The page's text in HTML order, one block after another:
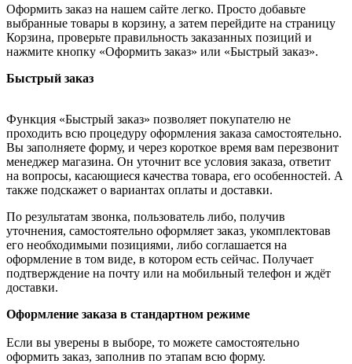
Оформить заказ на нашем сайте легко. Просто добавьте
выбранные товары в корзину, а затем перейдите на страницу
Корзина, проверьте правильность заказанных позиций и
нажмите кнопку «Оформить заказ» или «Быстрый заказ».
Быстрый заказ
Функция «Быстрый заказ» позволяет покупателю не
проходить всю процедуру оформления заказа самостоятельно.
Вы заполняете форму, и через короткое время вам перезвонит
менеджер магазина. Он уточнит все условия заказа, ответит
на вопросы, касающиеся качества товара, его особенностей. А
также подскажет о вариантах оплаты и доставки.
По результатам звонка, пользователь либо, получив
уточнения, самостоятельно оформляет заказ, укомплектовав
его необходимыми позициями, либо соглашается на
оформление в том виде, в котором есть сейчас. Получает
подтверждение на почту или на мобильный телефон и ждёт
доставки.
Оформление заказа в стандартном режиме
Если вы уверены в выборе, то можете самостоятельно
оформить заказ, заполнив по этапам всю форму.